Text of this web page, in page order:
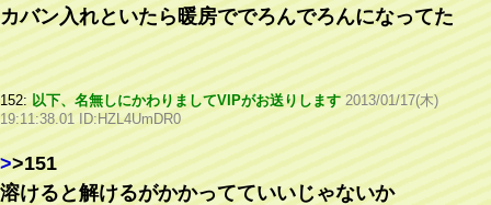
カバン入れといたら暖房ででろんでろんになってた
152: 以下、名無しにかわりましてVIPがお送りします 2013/01/17(木)
19:11:38.01 ID:HZL4UmDR0
>>151
溶けると解けるがかかってていいじゃないか